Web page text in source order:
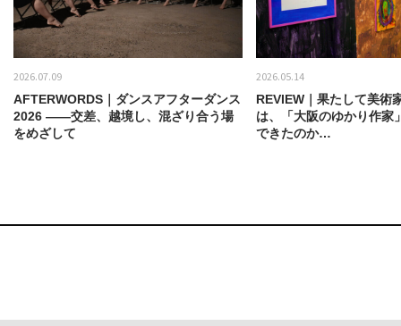
2026.07.09
AFTERWORDS｜ダンスアフターダンス
2026 ——交差、越境し、混ざり合う場
をめざして
2026.05.14
REVIEW｜果たして美術
は、「大阪のゆかり作家
できたのか…